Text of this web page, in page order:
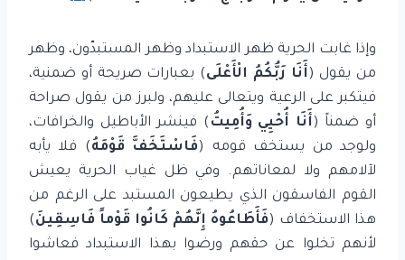
وإذا غابت الحرية ظهر الاستبداد وظهر المستبدّون، وظهر
من يقول ( أَنَا رَبُّكُمُ الْأَعْلَى) بعبارات صريحة أو ضمنية،
فيتكبر على الرعية ويتعالى عليهم، ولبرز من يقول صراحة
أو ضمناً ( أَنَا أُحْيِي وَأُمِيتُ ) فينشر الأباطيل والخرافات،
ولوجد من يستخف قومه (فَاسْتَخَفَّ قَوْمَهُ) فلا يأبه
لآلامهم ولا لمعاناتهم. وفي ظل غياب الحرية يعيش
القوم الفاسقون الذي يطيعون المستبد على الرغم من
هذا الاستخفاف (فَأَطَاعُوهُ إِنَّهُمْ كَانُوا قَوْماً فَاسِقِينَ)
لأنهم تخلوا عن حقهم ورضوا بهذا الاستبداد فعاشوا